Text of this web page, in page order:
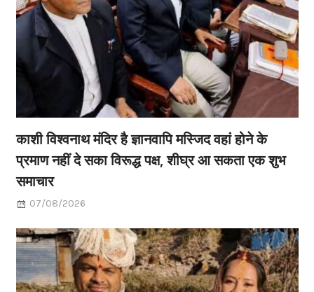
काशी विश्वनाथ मंदिर है ज्ञानवापि मस्जिद वहां होने के
प्रमाण नहीं दे सका विरूद्ध पक्ष, शीघ्र आ सकता एक शुभ
समाचार
07/08/2026